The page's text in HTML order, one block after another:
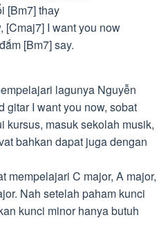
[Bm7] thay
[Cmaj7] I want you now
[Bm7] say.
lagunya Nguyễn
gitar I want you now, sobat
kursus, masuk sekolah musik,
bahkan dapat juga dengan
mempelajari C major, A major,
Nah setelah paham kunci
kunci minor hanya butuh